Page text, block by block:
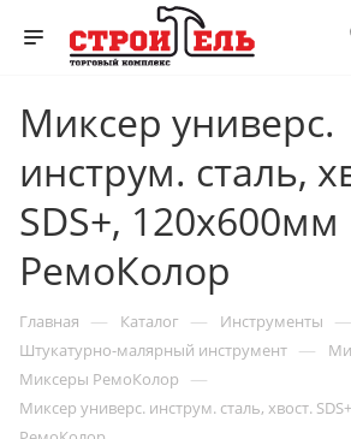
Миксер универс.
инструм. сталь,
SDS+, 120x600мм
РемоКолор
Главная — Каталог — Инструменты —
Штукатурно-малярный инструмент —
Миксеры РемоКолор —
Миксер универс. инструм. сталь, хвост.